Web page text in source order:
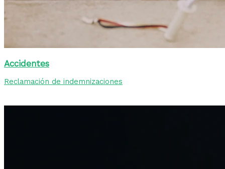
Accidentes
Reclamación de indemnizaciones